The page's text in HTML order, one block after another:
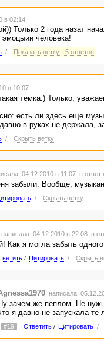
в 02:14
Только 2 года назат
человека!
/ Показать ветку - 5 ответов
в 10:07
темка:) Только,
есть ли здесь еще
в руках не держала,
/ Скрыть ветку
04.12.2010 в 11:07 в ответ
забыли. Вообще,
/ Скрыть ветку
написала 04.12.2010 в 22:08 в
Как я могла забыть
/ Цитировать / Скрыть
написала
зачем же пеплом. Не
я давно не запускала
#19 Ответить/ Цитировать /